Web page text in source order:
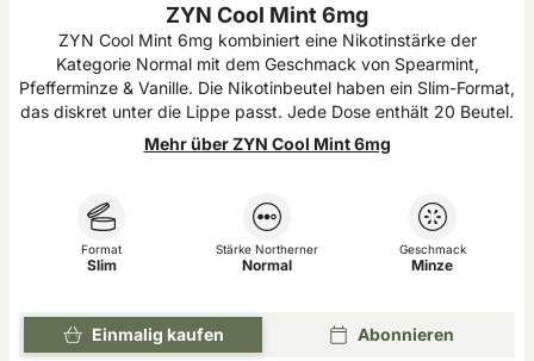
ZYN Cool Mint 6mg
ZYN Cool Mint 6mg kombiniert eine Nikotinstärke der
Kategorie Normal mit dem Geschmack von Spearmint,
Pfefferminze & Vanille. Die Nikotinbeutel haben ein Slim-Format,
das diskret unter die Lippe passt. Jede Dose enthält 20 Beutel.
Mehr über ZYN Cool Mint 6mg
Einmalig kaufen Abonnieren
Format
Slim
Stärke Northerner
Normal
Geschmack
Minze